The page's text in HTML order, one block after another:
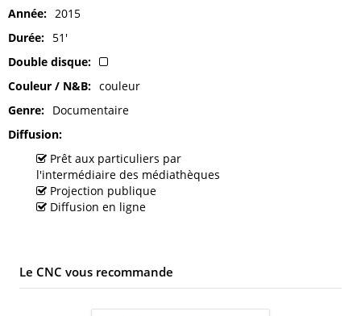
Année
2015
Durée
51'
Double disque
Couleur / N&B
couleur
Genre
Documentaire
Diffusion
Prêt aux particuliers par
l'intermédiaire des médiathèques
Projection publique
Diffusion en ligne
Le CNC vous recommande